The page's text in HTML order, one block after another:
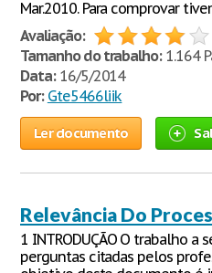
Mar.2010. Para comprovar
Avaliação:
Tamanho do trabalho:1.164
Data:16/5/2014
Por: Gte5466liik
Ler documento
Relevância Do
1 INTRODUÇÃO O trabalho a
perguntas citadas pelos